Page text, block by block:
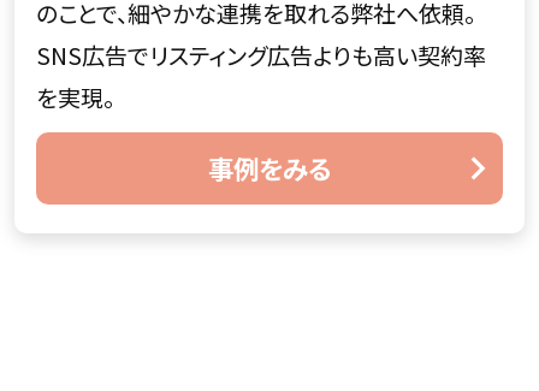
のことで、細やかな連携を取れる弊社へ依頼。
SNS広告でリスティング広告よりも高い契約率
を実現。
事例をみる